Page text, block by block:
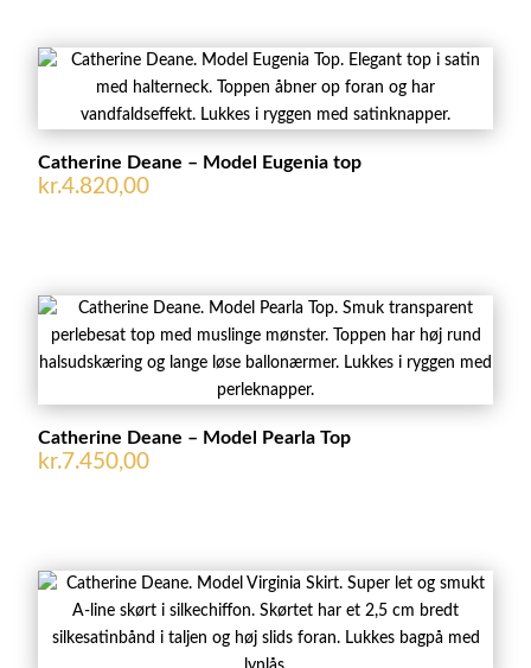
Catherine Deane – Model Eugenia top
kr.4.820,00
Catherine Deane – Model Pearla Top
kr.7.450,00